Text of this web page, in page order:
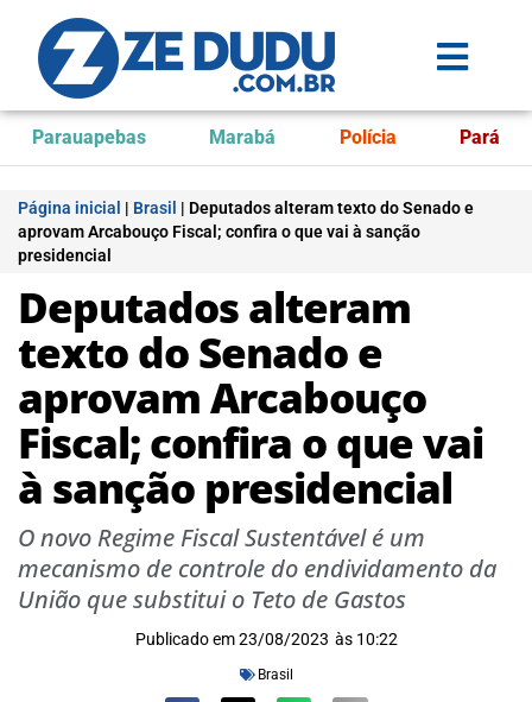
Parauapebas Marabá Polícia Pará
Página inicial | Brasil | Deputados alteram texto do Senado e
aprovam Arcabouço Fiscal; confira o que vai à sanção
presidencial
Deputados alteram
texto do Senado e
aprovam Arcabouço
Fiscal; confira o que vai
à sanção presidencial
O novo Regime Fiscal Sustentável é um
mecanismo de controle do endividamento da
União que substitui o Teto de Gastos
Publicado em 23/08/2023 às 10:22
Brasil